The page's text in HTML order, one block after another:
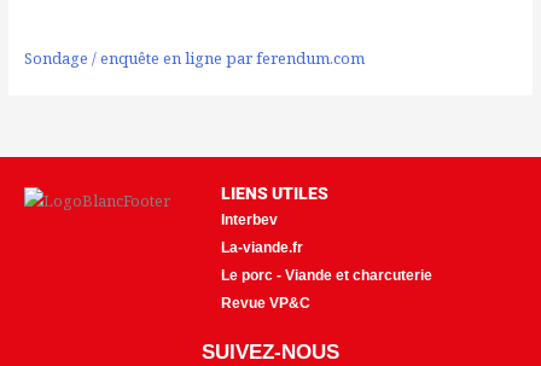
Sondage / enquête en ligne par ferendum.com
LIENS UTILES
Interbev
La-viande.fr
Le porc - Viande et charcuterie
Revue VP&C
SUIVEZ-NOUS